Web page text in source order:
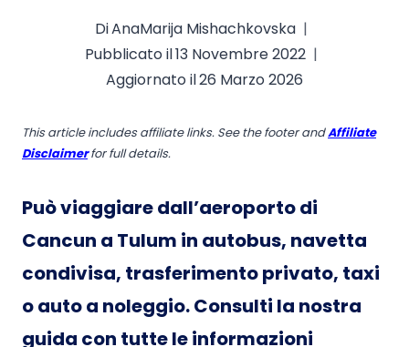
DiAnaMarija Mishachkovska
Pubblicato il13 Novembre 2022
Aggiornato il26 Marzo 2026
This article includes affiliate links. See the footer andAffiliate
Disclaimerfor full details.
Può viaggiare dall’aeroporto di
Cancun a Tulum in autobus, navetta
condivisa, trasferimento privato, taxi
o auto a noleggio. Consulti la nostra
guida con tutte le informazioni